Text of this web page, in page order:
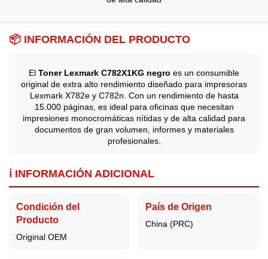
📦 INFORMACIÓN DEL PRODUCTO
El Toner Lexmark C782X1KG negro es un consumible
original de extra alto rendimiento diseñado para impresoras
Lexmark X782e y C782n. Con un rendimiento de hasta
15.000 páginas, es ideal para oficinas que necesitan
impresiones monocromáticas nítidas y de alta calidad para
documentos de gran volumen, informes y materiales
profesionales.
ℹ️ INFORMACIÓN ADICIONAL
Condición del
Producto
Original OEM
País de Origen
China (PRC)